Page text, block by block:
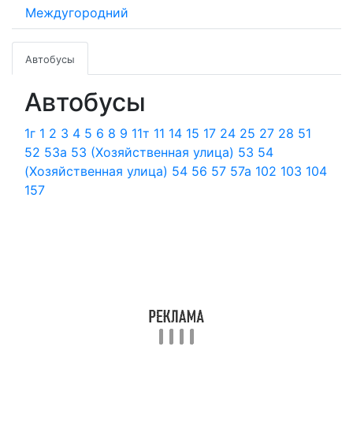
Междугородний
Автобусы
Автобусы
1г 1 2 3 4 5 6 8 9 11т 11 14 15 17 24 25 27 28 51
52 53а 53 (Хозяйственная улица) 53 54
(Хозяйственная улица) 54 56 57 57а 102 103 104
157